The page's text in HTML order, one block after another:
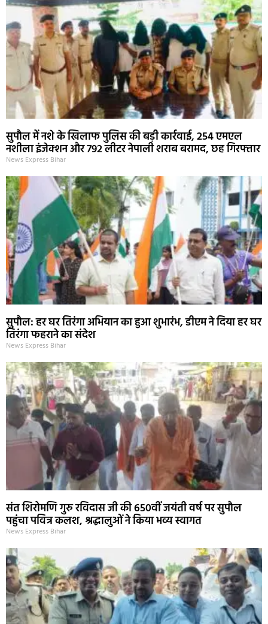
सुपौल में नशे के खिलाफ पुलिस की बड़ी कार्रवाई, 254 एमएल
नशीला इंजेक्शन और 792 लीटर नेपाली शराब बरामद, छह गिरफ्तार
News Express Bihar
सुपौल: हर घर तिरंगा अभियान का हुआ शुभारंभ, डीएम ने दिया हर घर
तिरंगा फहराने का संदेश
News Express Bihar
संत शिरोमणि गुरु रविदास जी की 650वीं जयंती वर्ष पर सुपौल
पहुंचा पवित्र कलश, श्रद्धालुओं ने किया भव्य स्वागत
News Express Bihar